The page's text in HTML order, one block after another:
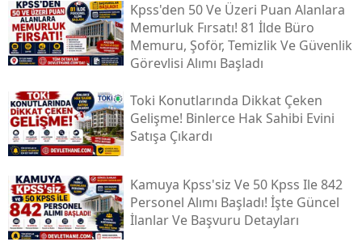
Kpss'den 50 Ve Üzeri Puan Alanlara
Memurluk Fırsatı! 81 İlde Büro
Memuru, Şoför, Temizlik Ve Güvenlik
Görevlisi Alımı Başladı
Toki̇ Konutlarında Dikkat Çeken
Gelişme! Binlerce Hak Sahibi Evini
Satışa Çıkardı
Kamuya Kpss'siz Ve 50 Kpss Ile 842
Personel Alımı Başladı! İşte Güncel
İlanlar Ve Başvuru Detayları